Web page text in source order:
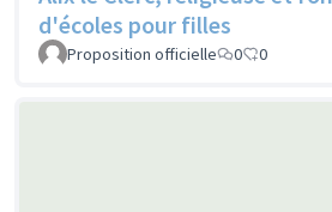
d'écoles pour filles
Proposition officielle 0 0